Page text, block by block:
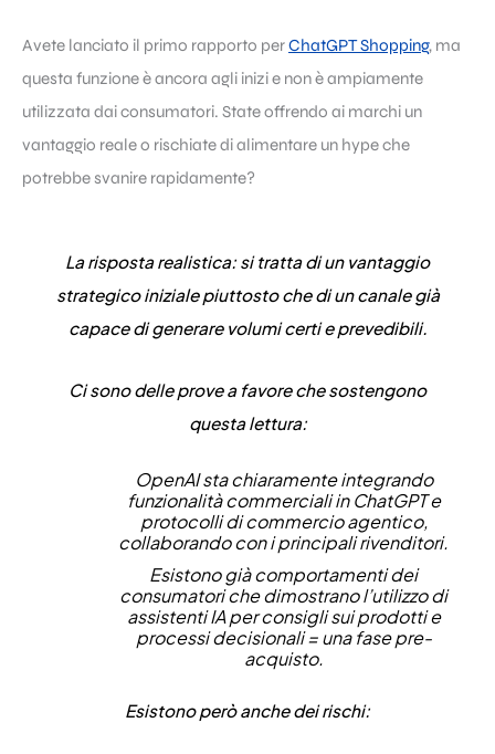
Avete lanciato il primo rapporto perChatGPT Shopping, ma
questa funzione è ancora agli inizi e non è ampiamente
utilizzata dai consumatori. State offrendo ai marchi un
vantaggio reale o rischiate di alimentare un hype che
potrebbe svanire rapidamente?
La risposta realistica: si tratta di un vantaggio
strategico iniziale piuttosto che di un canale già
capace di generare volumi certi e prevedibili.
Ci sono delle prove a favore che sostengono
questa lettura:
OpenAI sta chiaramente integrando
funzionalità commerciali in ChatGPT e
protocolli di commercio agentico,
collaborando con i principali rivenditori.
Esistono già comportamenti dei
consumatori che dimostrano l’utilizzo di
assistenti IA per consigli sui prodotti e
processi decisionali = una fase pre-
acquisto.
Esistono però anche dei rischi: